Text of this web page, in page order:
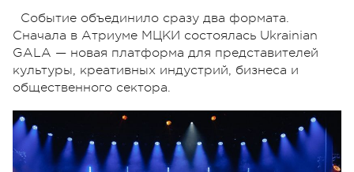
Событие объединило сразу два формата.
Сначала в Атриуме МЦКИ состоялась Ukrainian
GALA — новая платформа для представителей
культуры, креативных индустрий, бизнеса и
общественного сектора.